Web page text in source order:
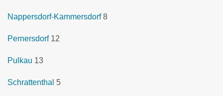
Nappersdorf-Kammersdorf 8
Pernersdorf 12
Pulkau 13
Schrattenthal 5